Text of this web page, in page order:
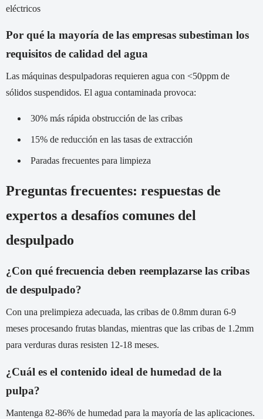
eléctricos
Por qué la mayoría de las empresas subestiman los
requisitos de calidad del agua
Las máquinas despulpadoras requieren agua con <50ppm de
sólidos suspendidos. El agua contaminada provoca:
30% más rápida obstrucción de las cribas
15% de reducción en las tasas de extracción
Paradas frecuentes para limpieza
Preguntas frecuentes: respuestas de
expertos a desafíos comunes del
despulpado
¿Con qué frecuencia deben reemplazarse las cribas
de despulpado?
Con una prelimpieza adecuada, las cribas de 0.8mm duran 6-9
meses procesando frutas blandas, mientras que las cribas de 1.2mm
para verduras duras resisten 12-18 meses.
¿Cuál es el contenido ideal de humedad de la
pulpa?
Mantenga 82-86% de humedad para la mayoría de las aplicaciones.